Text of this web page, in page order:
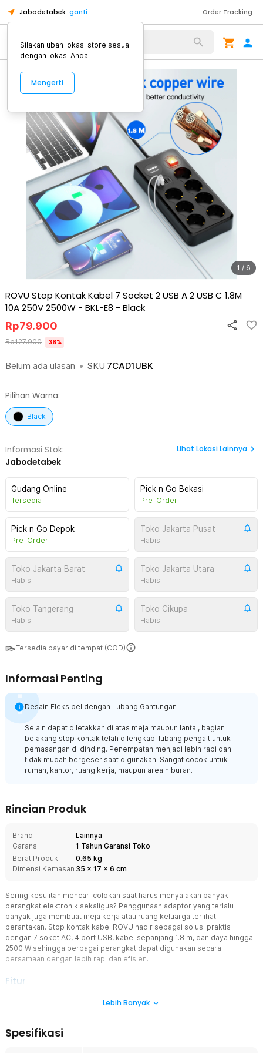
Jabodetabek ganti Order Tracking
Alat Kopi
1 / 6
ROVU Stop Kontak Kabel 7 Socket 2 USB A 2 USB C 1.8M
10A 250V 2500W - BKL-E8 - Black
Belum ada ulasan • SKU 7CAD1UBK
Rp79.900
Rp127.900 38%
Pilihan Warna:
Black
Informasi Stok:
Jabodetabek
Lihat Lokasi Lainnya
Gudang Online
Tersedia
Pick n Go Bekasi
Pre-Order
Pick n Go Depok
Pre-Order
Toko Jakarta Pusat
Habis
Toko Jakarta Barat
Habis
Toko Jakarta Utara
Habis
Toko Tangerang
Habis
Toko Cikupa
Habis
Tersedia bayar di tempat (COD)
Informasi Penting
Desain Fleksibel dengan Lubang Gantungan
Selain dapat diletakkan di atas meja maupun lantai, bagian
belakang stop kontak telah dilengkapi lubang pengait untuk
pemasangan di dinding. Penempatan menjadi lebih rapi dan
tidak mudah bergeser saat digunakan. Sangat cocok untuk
rumah, kantor, ruang kerja, maupun area hiburan.
Rincian Produk
Brand
Lainnya
Garansi
1 Tahun Garansi Toko
Berat Produk
0.65 kg
Dimensi Kemasan 35 x 17 x 6 cm
Sering kesulitan mencari colokan saat harus menyalakan banyak
perangkat elektronik sekaligus? Penggunaan adaptor yang terlalu
banyak juga membuat meja kerja atau ruang keluarga terlihat
berantakan. Stop kontak kabel ROVU hadir sebagai solusi praktis
dengan 7 soket AC, 4 port USB, kabel sepanjang 1.8 m, dan daya hingga
2500 W sehingga berbagai perangkat dapat digunakan secara
bersamaan dengan lebih rapi dan efisien.
Fitur
7 Soket AC untuk Banyak Perangkat
Anda dapat menghubungkan laptop, komputer, monitor, TV, printer,
Lebih Banyak
Spesifikasi
Silakan ubah lokasi store sesuai
dengan lokasi Anda.
Mengerti